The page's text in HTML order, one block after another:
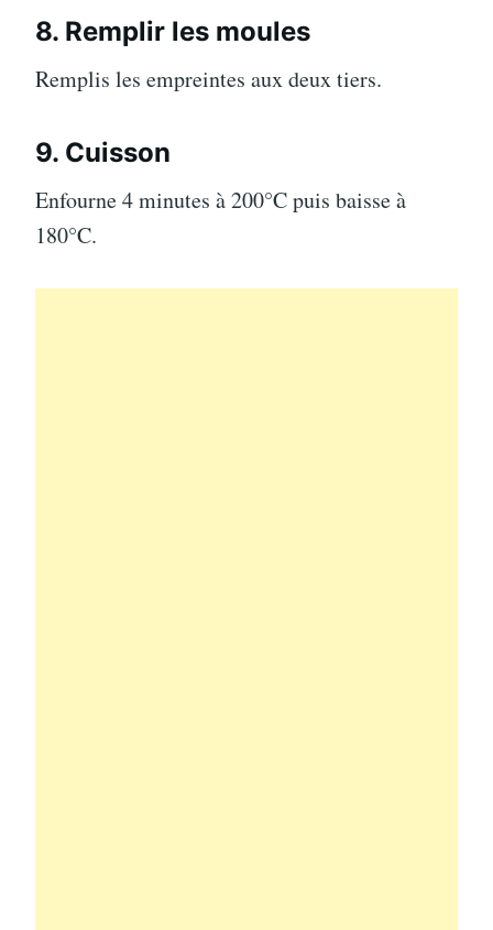
8. Remplir les moules
Remplis les empreintes aux deux tiers.
9. Cuisson
Enfourne 4 minutes à 200°C puis baisse à
180°C.